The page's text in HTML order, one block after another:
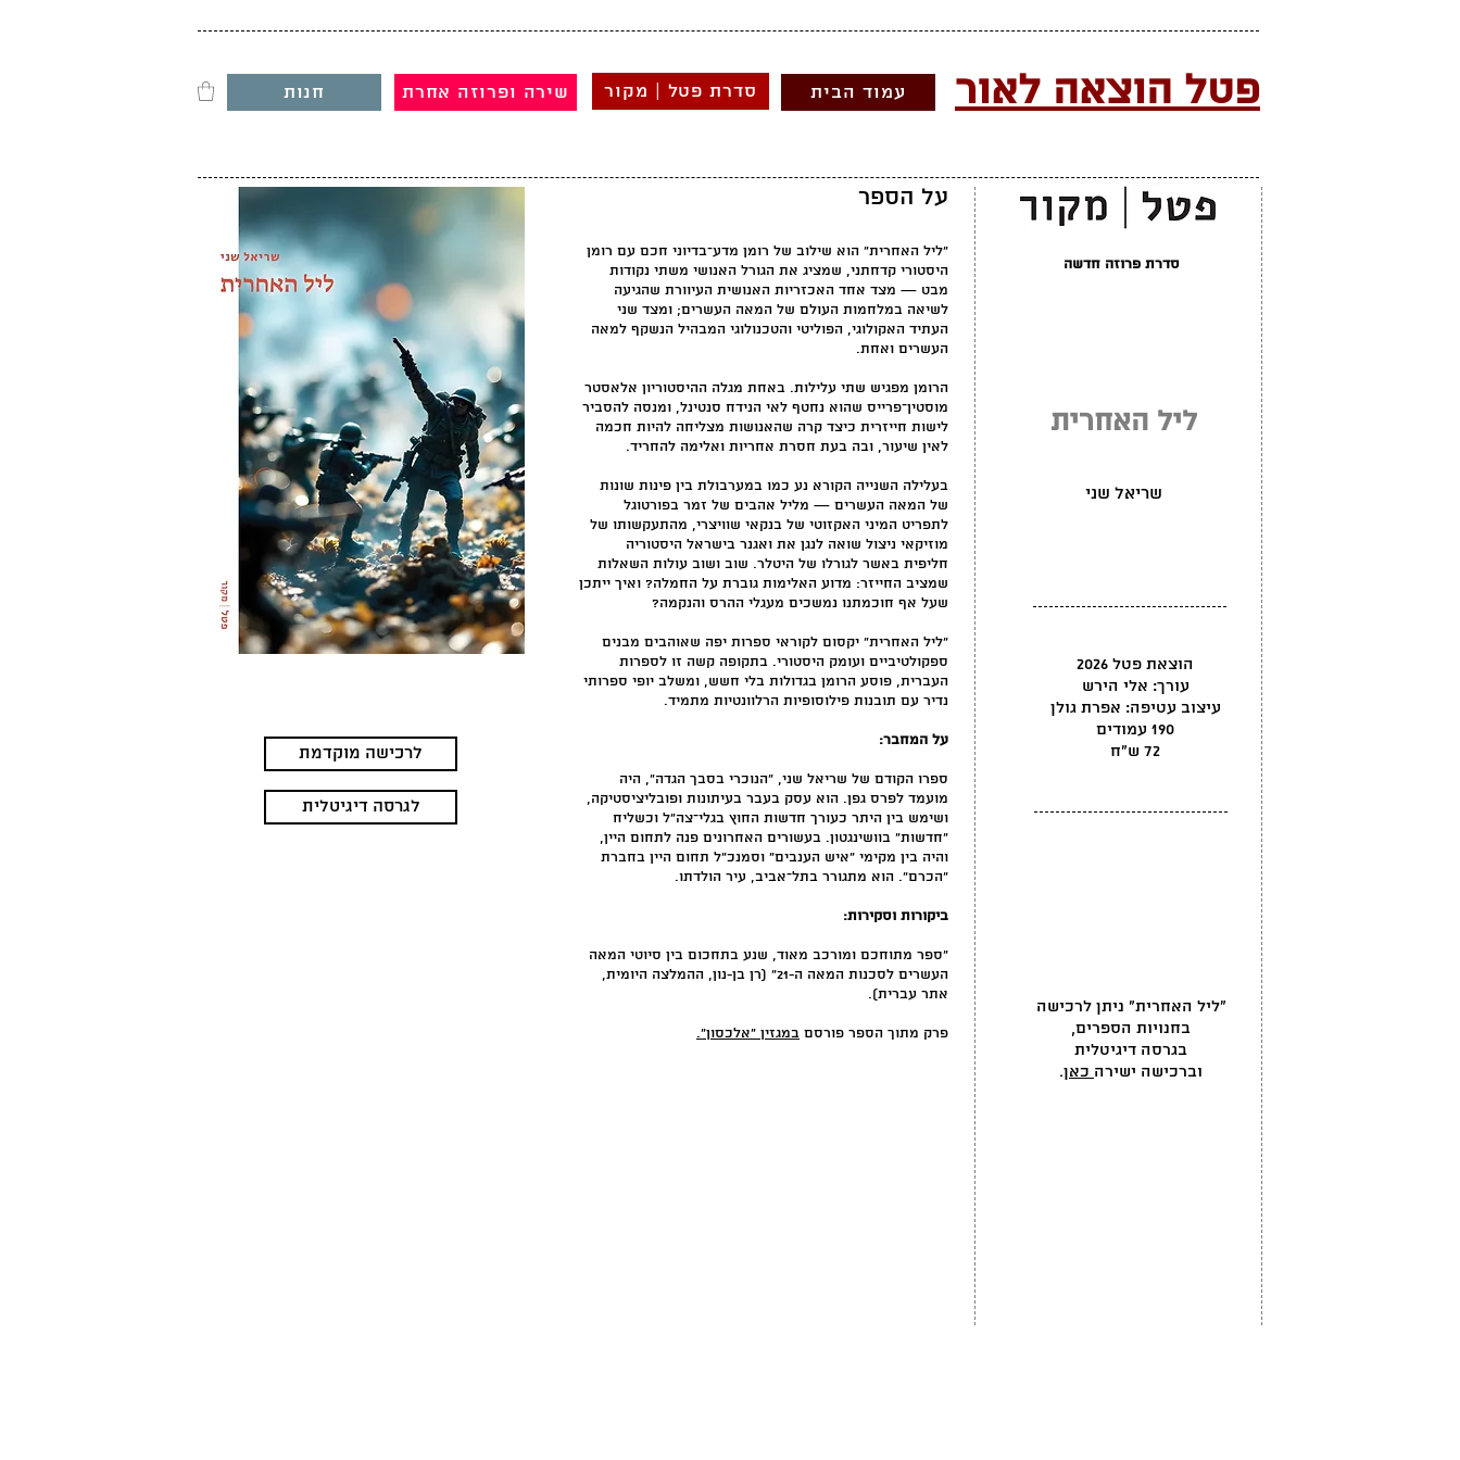
חנות שירה ופרוזה אחרת סדרת פטל | מקור עמוד הבית פטל הוצאה לאור
לרכישה מוקדמת
לגרסה דיגיטלית
על הספר
"ליל האחרית" הוא שילוב של רומן מדע־בדיוני חכם עם רומן
היסטורי קדחתני, שמציג את הגורל האנושי משתי נקודות
מבט — מצד אחד האכזריות האנושית העיוורת שהגיעה
לשיאה במלחמות העולם של המאה העשרים; ומצד שני
העתיד האקולוגי, הפוליטי והטכנולוגי המבהיל הנשקף למאה
העשרים ואחת.
הרומן מפגיש שתי עלילות. באחת מגלה ההיסטוריון אלאסטר
מוסטין־פרייס שהוא נחטף לאי הנידח סנטינל, ומנסה להסביר
לישות חייזרית כיצד קרה שהאנושות מצליחה להיות חכמה
לאין שיעור, ובה בעת חסרת אחריות ואלימה להחריד.
בעלילה השנייה הקורא נע כמו במערבולת בין פינות שונות
של המאה העשרים — מליל אהבים של זמר בפורטוגל
לתפריט המיני האקזוטי של בנקאי שוויצרי, מהתעקשותו של
מוזיקאי ניצול שואה לנגן את ואגנר בישראל היסטוריה
חליפית באשר לגורלו של היטלר. שוב ושוב עולות השאלות
שמציב החייזר: מדוע האלימות גוברת על החמלה? ואיך ייתכן
שעל אף חוכמתנו נמשכים מעגלי ההרס והנקמה?
"ליל האחרית" יקסום לקוראי ספרות יפה שאוהבים מבנים
ספקולטיביים ועומק היסטורי. בתקופה קשה זו לספרות
העברית, פוסע הרומן בגדולות בלי חשש, ומשלב יופי ספרותי
נדיר עם תובנות פילוסופיות הרלוונטיות מתמיד.
על המחבר:
ספרו הקודם של שריאל שני, "הנוכרי בסבך הגדה", היה
מועמד לפרס גפן. הוא עסק בעבר בעיתונות ופובליציסטיקה,
ושימש בין היתר כעורך חדשות החוץ בגלי־צה"ל וכשליח
"חדשות" בוושינגטון. בעשורים האחרונים פנה לתחום היין,
והיה בין מקימי "איש הענבים" וסמנכ"ל תחום היין בחברת
"הכרם". הוא מתגורר בתל־אביב, עיר הולדתו.
ביקורות וסקירות:
"ספר מתוחכם ומורכב מאוד, שנע בתחכום בין סיוטי המאה
העשרים לסכנות המאה ה-21" (רן בן-נון, ההמלצה היומית,
אתר עברית).
פרק מתוך הספר פורסם במגזין "אלכסון".
סדרת פרוזה חדשה
ליל האחרית
שריאל שני
הוצאת פטל 2026
עורך: אלי הירש
עיצוב עטיפה: אפרת גולן
190 עמודים
72 ש"ח
"ליל האחרית" ניתן לרכישה
בחנויות הספרים,
בגרסה דיגיטלית
וברכישה ישירה כאן.